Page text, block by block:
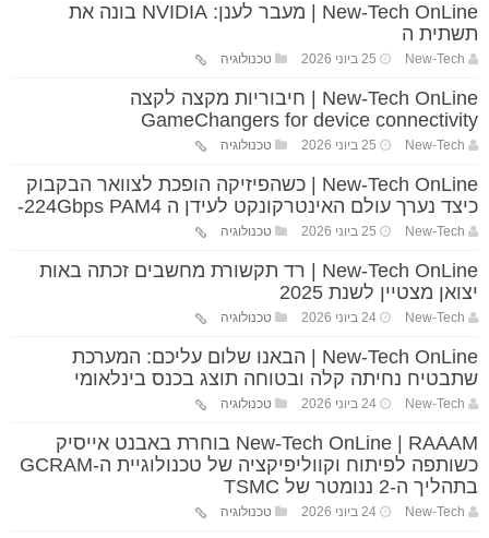
New-Tech OnLine | מעבר לענן: NVIDIA בונה את
תשתית ה
New-Tech 25 ביוני 2026 טכנולוגיה
New-Tech OnLine | חיבוריות מקצה לקצה
GameChangers for device connectivity
New-Tech 25 ביוני 2026 טכנולוגיה
New-Tech OnLine | כשהפיזיקה הופכת לצוואר הבקבוק
כיצד נערך עולם האינטרקונקט לעידן ה 224Gbps PAM4-
New-Tech 25 ביוני 2026 טכנולוגיה
New-Tech OnLine | רד תקשורת מחשבים זכתה באות
יצואן מצטיין לשנת 2025
New-Tech 24 ביוני 2026 טכנולוגיה
New-Tech OnLine | הבאנו שלום עליכם: המערכת
שתבטיח נחיתה קלה ובטוחה תוצג בכנס בינלאומי
New-Tech 24 ביוני 2026 טכנולוגיה
New-Tech OnLine | RAAAM בוחרת באבנט אייסיק
כשותפה לפיתוח וקווליפיקציה של טכנולוגיית ה-GCRAM
בתהליך ה-2 ננומטר של TSMC
New-Tech 24 ביוני 2026 טכנולוגיה